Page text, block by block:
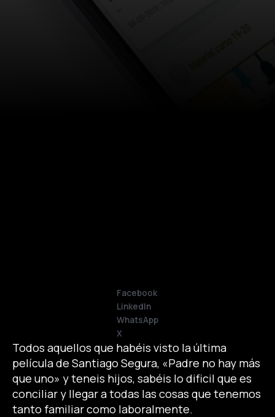
Facebook
LinkedIn
WhatsApp
X
Todos aquellos que habéis visto la última
película de Santiago Segura, «Padre no hay más
que uno» y teneis hijos, sabéis lo dificil que es
conciliar y llegar a todas las cosas que tenemos
tanto familiar como laboralmente.